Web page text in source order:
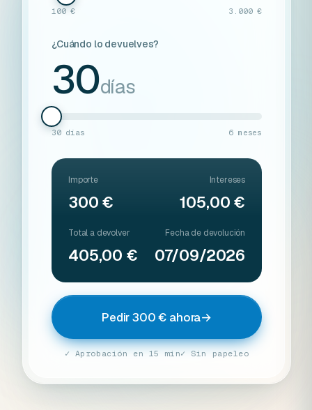
100 € 3.000 €
¿Cuándo lo devuelves?
30días
30 días 6 meses
Importe
300 €
Intereses
105,00 €
Total a devolver
405,00 €
Fecha de devolución
07/09/2026
Pedir 300 € ahora→
✓ Aprobación en 15 min✓ Sin papeleo